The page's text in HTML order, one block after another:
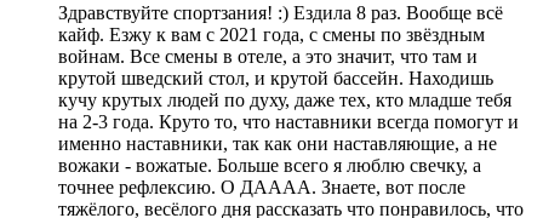
Здравствуйте спортзания! :) Ездила 8 раз. Вообще всë
кайф. Езжу к вам с 2021 года, с смены по звëздным
войнам. Все смены в отеле, а это значит, что там и
крутой шведский стол, и крутой бассейн. Находишь
кучу крутых людей по духу, даже тех, кто младше тебя
на 2-3 года. Круто то, что наставники всегда помогут и
именно наставники, так как они наставляющие, а не
вожаки - вожатые. Больше всего я люблю свечку, а
точнее рефлексию. О ДАААА. Знаете, вот после
тяжëлого, весëлого дня рассказать что понравилось, что